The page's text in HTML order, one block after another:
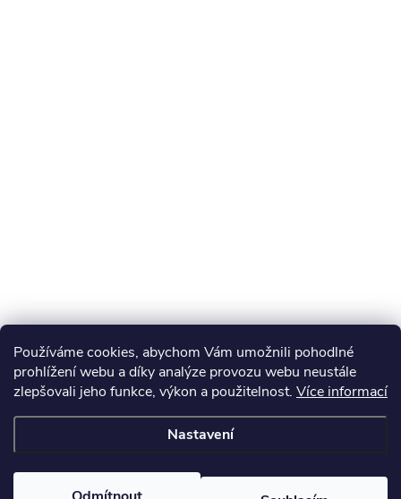
Používáme cookies, abychom Vám umožnili pohodlné
prohlížení webu a díky analýze provozu webu neustále
zlepšovali jeho funkce, výkon a použitelnost. Více informací
Nastavení